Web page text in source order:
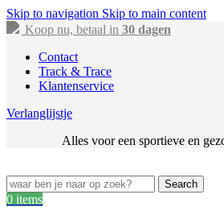
Skip to navigation Skip to main content
Koop nu, betaal in 30 dagen
Contact
Track & Trace
Klantenservice
Verlanglijstje
Alles voor een sportieve en
Search
0 items